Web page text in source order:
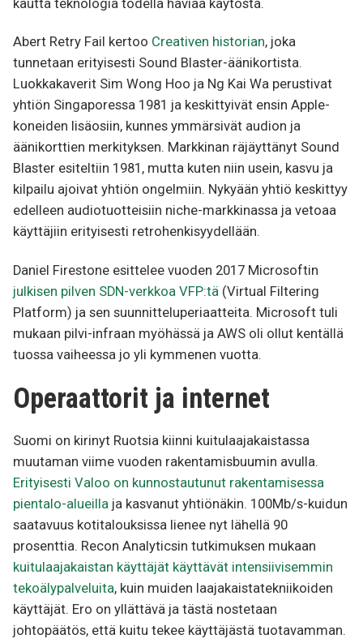
kautta teknologia todella häviää käytöstä.
Abert Retry Fail kertoo Creativen historian, joka
tunnetaan erityisesti Sound Blaster-äänikortista.
Luokkakaverit Sim Wong Hoo ja Ng Kai Wa perustivat
yhtiön Singaporessa 1981 ja keskittyivät ensin Apple-
koneiden lisäosiin, kunnes ymmärsivät audion ja
äänikorttien merkityksen. Markkinan räjäyttänyt Sound
Blaster esiteltiin 1981, mutta kuten niin usein, kasvu ja
kilpailu ajoivat yhtiön ongelmiin. Nykyään yhtiö keskittyy
edelleen audiotuotteisiin niche-markkinassa ja vetoaa
käyttäjiin erityisesti retrohenkisyydellään.
Daniel Firestone esittelee vuoden 2017 Microsoftin
julkisen pilven SDN-verkkoa VFP:tä (Virtual Filtering
Platform) ja sen suunnitteluperiaatteita. Microsoft tuli
mukaan pilvi-infraan myöhässä ja AWS oli ollut kentällä
tuossa vaiheessa jo yli kymmenen vuotta.
Operaattorit ja internet
Suomi on kirinyt Ruotsia kiinni kuitulaajakaistassa
muutaman viime vuoden rakentamisbuumin avulla.
Erityisesti Valoo on kunnostautunut rakentamisessa
pientalo-alueilla ja kasvanut yhtiönäkin. 100Mb/s-kuidun
saatavuus kotitalouksissa lienee nyt lähellä 90
prosenttia. Recon Analyticsin tutkimuksen mukaan
kuitulaajakaistan käyttäjät käyttävät intensiivisemmin
tekoälypalveluita, kuin muiden laajakaistatekniikoiden
käyttäjät. Ero on yllättävä ja tästä nostetaan
johtopäätös, että kuitu tekee käyttäjästä tuotavamman.